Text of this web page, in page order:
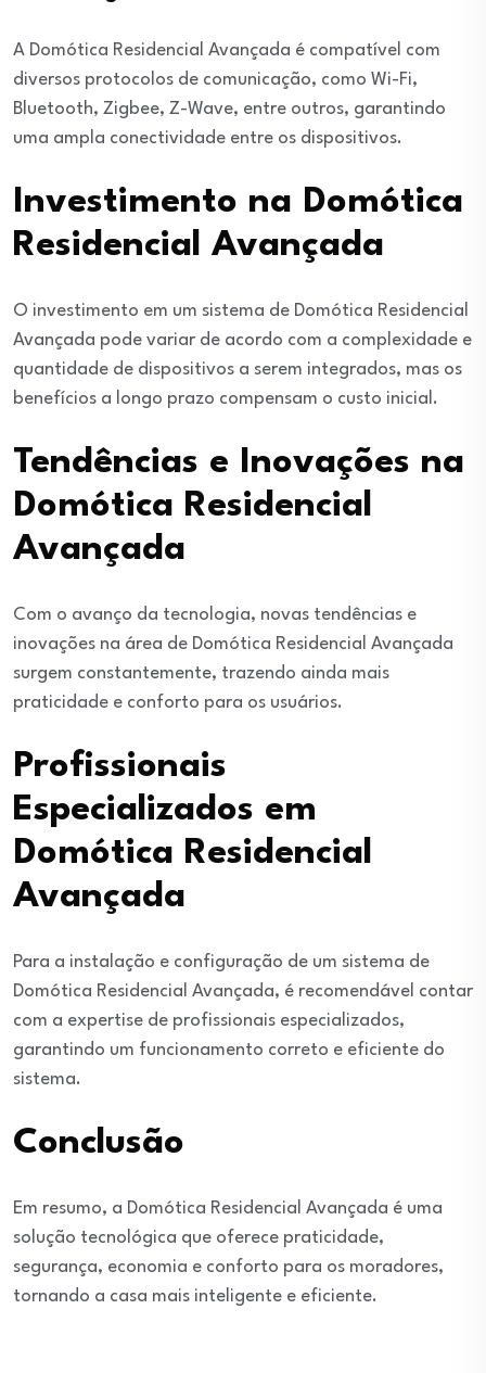
A Domótica Residencial Avançada é compatível com
diversos protocolos de comunicação, como Wi-Fi,
Bluetooth, Zigbee, Z-Wave, entre outros, garantindo
uma ampla conectividade entre os dispositivos.
Investimento na Domótica
Residencial Avançada
O investimento em um sistema de Domótica Residencial
Avançada pode variar de acordo com a complexidade e
quantidade de dispositivos a serem integrados, mas os
benefícios a longo prazo compensam o custo inicial.
Tendências e Inovações na
Domótica Residencial
Avançada
Com o avanço da tecnologia, novas tendências e
inovações na área de Domótica Residencial Avançada
surgem constantemente, trazendo ainda mais
praticidade e conforto para os usuários.
Profissionais
Especializados em
Domótica Residencial
Avançada
Para a instalação e configuração de um sistema de
Domótica Residencial Avançada, é recomendável contar
com a expertise de profissionais especializados,
garantindo um funcionamento correto e eficiente do
sistema.
Conclusão
Em resumo, a Domótica Residencial Avançada é uma
solução tecnológica que oferece praticidade,
segurança, economia e conforto para os moradores,
tornando a casa mais inteligente e eficiente.